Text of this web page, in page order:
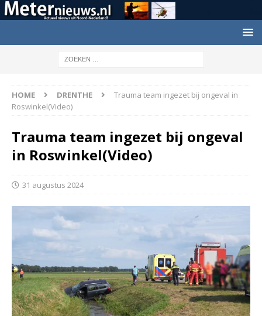
HOME DRENTHE
Trauma team ingezet bij ongeval in
Roswinkel(Video)
Trauma team ingezet bij ongeval
in Roswinkel(Video)
31 augustus 2024